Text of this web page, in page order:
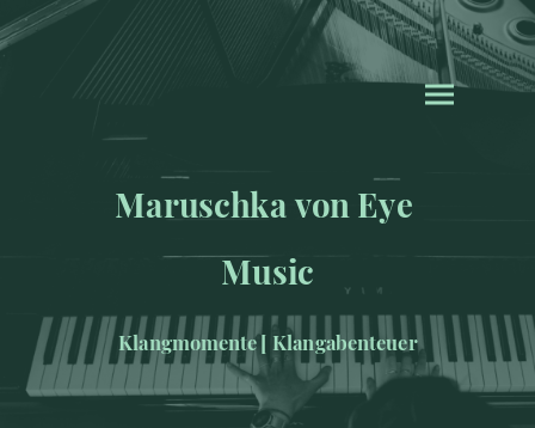
Maruschka von Eye
Music
Klangmomente [ Klangabenteuer